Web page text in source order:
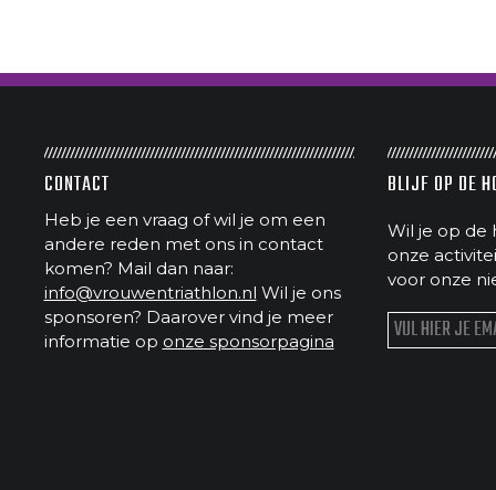
CONTACT
Heb je een vraag of wil je om een
andere reden met ons in contact
komen? Mail dan naar:
info@vrouwentriathlon.nl Wil je ons
sponsoren? Daarover vind je meer
informatie op onze sponsorpagina
BLIJF OP DE
Wil je op de
onze
voor onze